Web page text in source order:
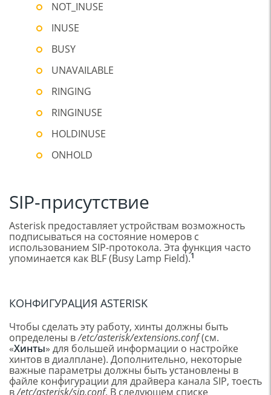
NOT_INUSE
INUSE
BUSY
UNAVAILABLE
RINGING
RINGINUSE
HOLDINUSE
ONHOLD
SIP-присутствие
Asterisk предоставляет устройствам возможность
подписываться на состояние номеров с
использованием SIP-протокола. Эта функция часто
упоминается как BLF (Busy Lamp Field).1
КОНФИГУРАЦИЯ ASTERISK
Чтобы сделать эту работу, хинты должны быть
определены в/etc/asterisk/extensions.conf(см.
«Хинты» для большей информации о настройке
хинтов в диалплане). Дополнительно, некоторые
важные параметры должны быть установлены в
файле конфигурации для драйвера канала SIP, тоесть
в/etc/asterisk/sip.conf. В следующем списке